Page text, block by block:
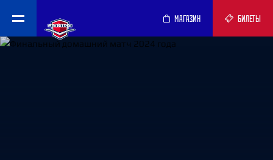
МАГАЗИН БИЛЕТЫ